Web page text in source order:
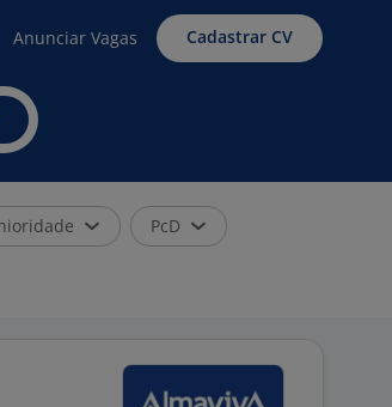
Anunciar Vagas Cadastrar CV
PcD